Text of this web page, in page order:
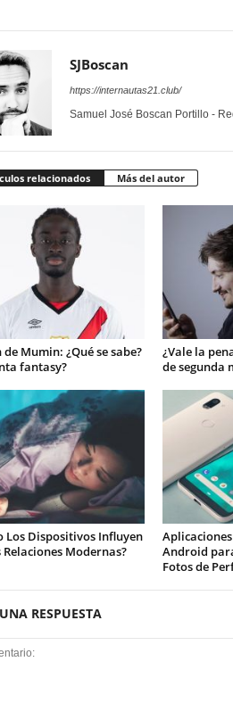
SJBoscan
https://internautas21.club/
Samuel José Boscan Portillo -
relacionados Más del autor
de Mumin: ¿Qué se sabe?
fantasy?
¿Vale la
de segunda
Los Dispositivos Influyen
Relaciones Modernas?
Android
Fotos de
RESPUESTA